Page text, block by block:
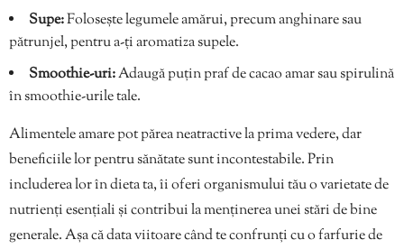
Supe:Folosește legumele amărui, precum anghinare sau
pătrunjel, pentru a-ți aromatiza supele.
Smoothie-uri:Adaugă puțin praf de cacao amar sau spirulină
în smoothie-urile tale.
Alimentele amare pot părea neatractive la prima vedere, dar
beneficiile lor pentru sănătate sunt incontestabile. Prin
includerea lor în dieta ta, îi oferi organismului tău o varietate de
nutrienți esențiali și contribui la menținerea unei stări de bine
generale. Așa că data viitoare când te confrunți cu o farfurie de